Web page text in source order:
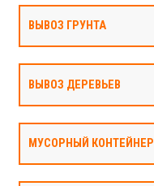
ВЫВОЗ ГРУНТА
ВЫВОЗ ДЕРЕВЬЕВ
МУСОРНЫЙ КОНТЕЙНЕР